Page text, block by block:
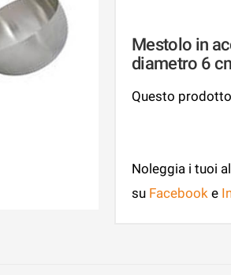
Mestolo in
diametro 6
Questo
Noleggia i tuoi
su Facebook e